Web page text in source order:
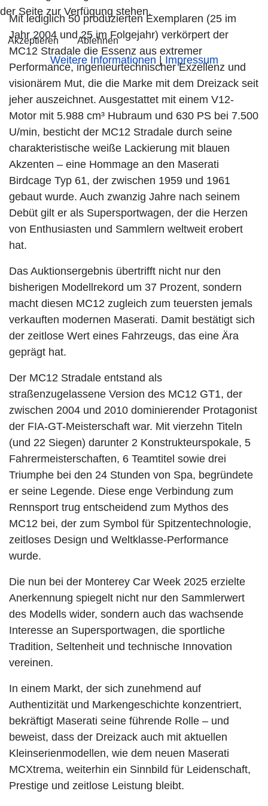
Mit lediglich 50 produzierten Exemplaren (25 im
Jahr 2004 und 25 im Folgejahr) verkörpert der
MC12 Stradale die Essenz aus extremer
Performance, ingenieurtechnischer Exzellenz und
visionärem Mut, die die Marke mit dem Dreizack seit
jeher auszeichnet. Ausgestattet mit einem V12-
Motor mit 5.988 cm³ Hubraum und 630 PS bei 7.500
U/min, besticht der MC12 Stradale durch seine
charakteristische weiße Lackierung mit blauen
Akzenten – eine Hommage an den Maserati
Birdcage Typ 61, der zwischen 1959 und 1961
gebaut wurde. Auch zwanzig Jahre nach seinem
Debüt gilt er als Supersportwagen, der die Herzen
von Enthusiasten und Sammlern weltweit erobert
hat.
Das Auktionsergebnis übertrifft nicht nur den
bisherigen Modellrekord um 37 Prozent, sondern
macht diesen MC12 zugleich zum teuersten jemals
verkauften modernen Maserati. Damit bestätigt sich
der zeitlose Wert eines Fahrzeugs, das eine Ära
geprägt hat.
Der MC12 Stradale entstand als
straßenzugelassene Version des MC12 GT1, der
zwischen 2004 und 2010 dominierender Protagonist
der FIA-GT-Meisterschaft war. Mit vierzehn Titeln
(und 22 Siegen) darunter 2 Konstrukteurspokale, 5
Fahrermeisterschaften, 6 Teamtitel sowie drei
Triumphe bei den 24 Stunden von Spa, begründete
er seine Legende. Diese enge Verbindung zum
Rennsport trug entscheidend zum Mythos des
MC12 bei, der zum Symbol für Spitzentechnologie,
zeitloses Design und Weltklasse-Performance
wurde.
Die nun bei der Monterey Car Week 2025 erzielte
Anerkennung spiegelt nicht nur den Sammlerwert
des Modells wider, sondern auch das wachsende
Interesse an Supersportwagen, die sportliche
Tradition, Seltenheit und technische Innovation
vereinen.
In einem Markt, der sich zunehmend auf
Authentizität und Markengeschichte konzentriert,
bekräftigt Maserati seine führende Rolle – und
beweist, dass der Dreizack auch mit aktuellen
Kleinserienmodellen, wie dem neuen Maserati
MCXtrema, weiterhin ein Sinnbild für Leidenschaft,
Prestige und zeitlose Leistung bleibt.
der Seite zur Verfügung stehen.
Akzeptieren Ablehnen
Weitere Informationen | Impressum